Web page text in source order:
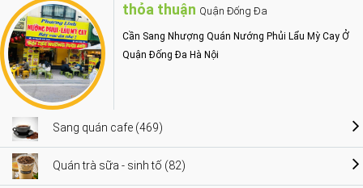
thỏa thuận Quận Đống Đa
Cần Sang Nhượng Quán Nướng Phủi Lẩu Mỳ Cay Ở
Quận Đống Đa Hà Nội
Sang quán cafe (469)
Quán trà sữa - sinh tố (82)